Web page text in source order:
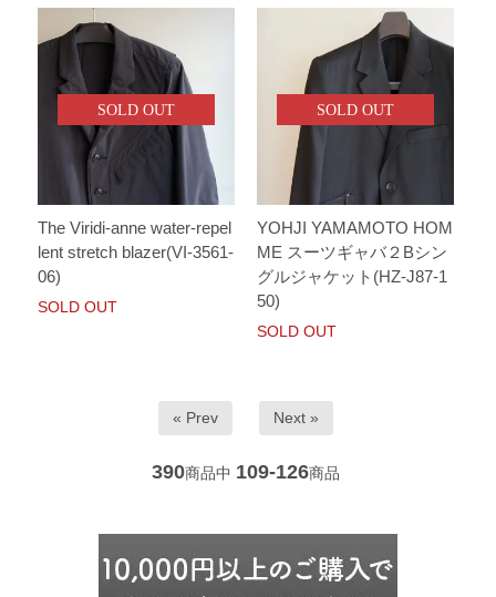
SOLD OUT
The Viridi-anne water-repel
lent stretch blazer(VI-3561-
06)
SOLD OUT
SOLD OUT
YOHJI YAMAMOTO HOM
ME スーツギャバ２Bシン
グルジャケット(HZ-J87-1
50)
SOLD OUT
« Prev Next »
390商品中 109-126商品